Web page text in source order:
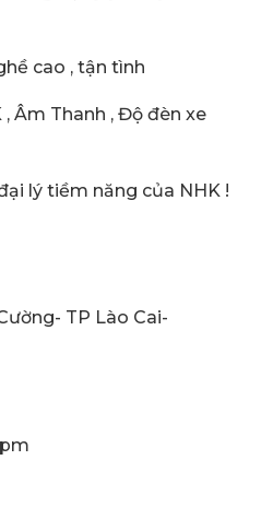
cao , tận tình
Âm Thanh , Độ đèn xe
lý tiềm năng của NHK !
TP Lào Cai-